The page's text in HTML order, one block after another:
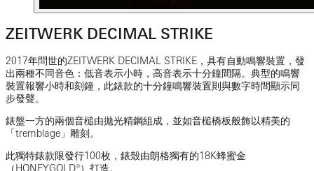
ZEITWERK DECIMAL STRIKE
2017年問世的ZEITWERK DECIMAL STRIKE，具有自動鳴響裝置，發
出兩種不同音色：低音表示小時，高音表示十分鐘間隔。典型的鳴響
裝置報響小時和刻鐘，此錶款的十分鐘鳴響裝置則與數字時間顯示同
步發聲。
錶盤一方的兩個音槌由拋光精鋼組成，並如音槌橋板般飾以精美的
「tremblage」雕刻。
此獨特錶款限發行100枚，錶殼由朗格獨有的18K蜂蜜金
（HONEYGOLD®）打造。